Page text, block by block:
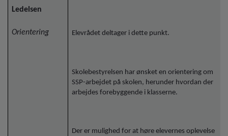
Ledelsen
Orientering Elevrådet deltager i dette punkt.
Skolebestyrelsen har ønsket en orientering om
SSP-arbejdet på skolen, herunder hvordan der
arbejdes forebyggende i klasserne.
Der er mulighed for at høre elevernes oplevelse